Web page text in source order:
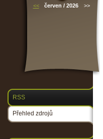
<< červen / 2026 >>
RSS
Přehled zdrojů